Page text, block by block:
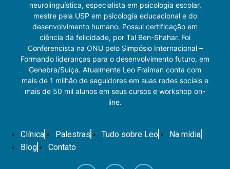
neurolinguística, especialista em psicologia escolar,
mestre pela USP em psicologia educacional e do
desenvolvimento humano. Possui certificação em
ciência da felicidade, por Tal Ben-Shahar. Foi
Conferencista na ONU pelo Simpósio Internacional –
Formando lideranças para o desenvolvimento futuro, em
Genebra/Suíça. Atualmente Leo Fraiman conta com
mais de 1 milhão de seguidores em suas redes sociais e
mais de 50 mil alunos em seus cursos e workshop on-
line.
Clínica Palestras Tudo sobre Leo
Na mídia
Blog
Contato